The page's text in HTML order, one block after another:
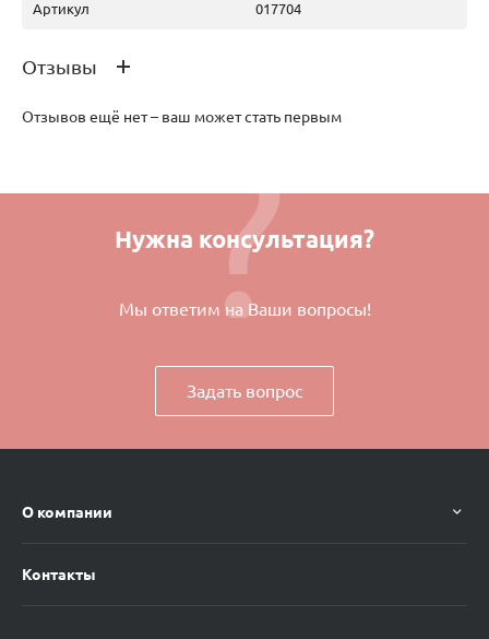
Артикул 017704
Отзывы
Отзывов ещё нет – ваш может стать первым
Нужна консультация?
Мы ответим на Ваши вопросы!
Задать вопрос
О компании
Контакты